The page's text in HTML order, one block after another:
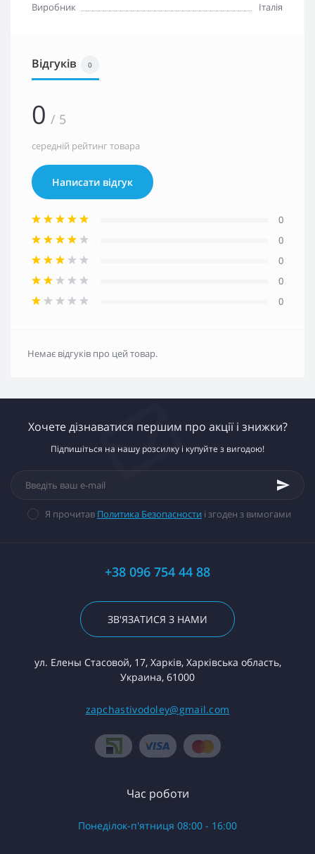
Виробник
Італія
Відгуків 0
0 / 5
середній рейтинг товара
Написати відгук
0
0
0
0
0
Немає відгуків про цей товар.
Хочете дізнаватися першим про акції і знижки?
Підпишіться на нашу розсилку і купуйте з вигодою!
Я прочитав Политика Безопасности і згоден з вимогами
+38 096 754 44 88
ЗВ'ЯЗАТИСЯ З НАМИ
ул. Елены Стасовой, 17, Харків, Харківська область,
Украина, 61000
zapchastivodoley@gmail.com
Час роботи
Понеділок-п'ятниця 08:00 - 16:00